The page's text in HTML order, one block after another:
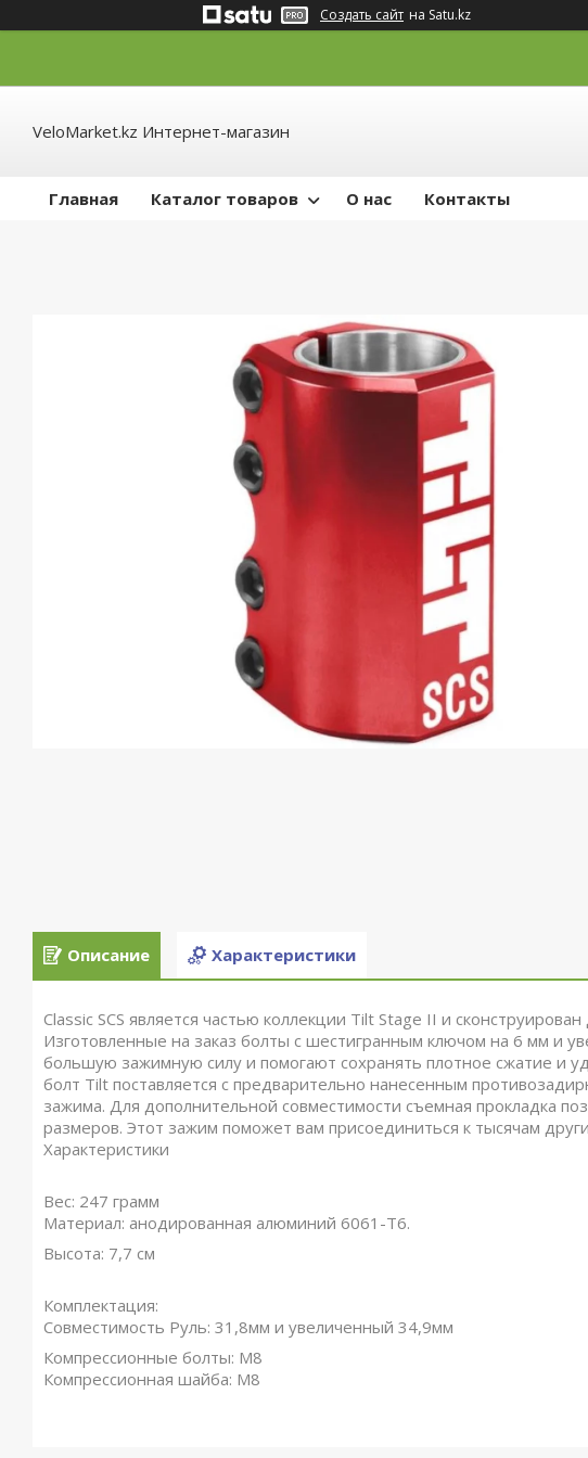
Создать сайт на Satu.kz
VeloMarket.kz Интернет-магазин
Главная Каталог товаров О нас Контакты
Описание Характеристики
Classic SCS является частью коллекции Tilt Stage II и
Изготовленные на заказ болты с шестигранным ключом на 6 мм и
большую зажимную силу и помогают сохранять плотное сжатие и
болт Tilt поставляется с предварительно нанесенным
зажима. Для дополнительной совместимости съемная прокладка
размеров. Этот зажим поможет вам присоединиться к тысячам
Характеристики
Вес: 247 грамм
Материал: анодированная алюминий 6061-Т6.
Высота: 7,7 см
Комплектация:
Совместимость Руль: 31,8мм и увеличенный 34,9мм
Компрессионные болты: M8
Компрессионная шайба: M8